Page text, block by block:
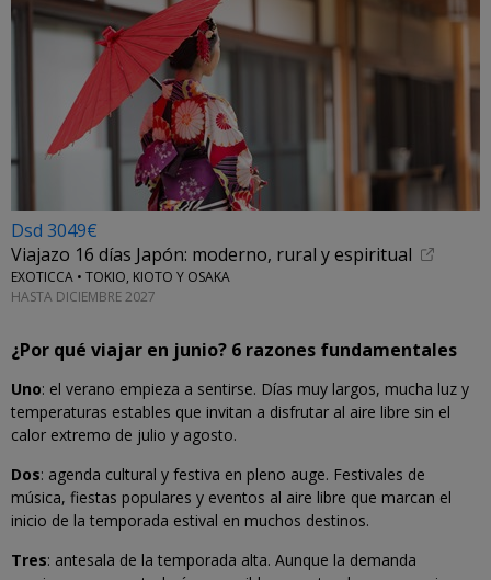
Dsd 3049€
Viajazo 16 días Japón: moderno, rural y espiritual
EXOTICCA • TOKIO, KIOTO Y OSAKA
HASTA DICIEMBRE 2027
¿Por qué viajar en junio? 6 razones fundamentales
Uno: el verano empieza a sentirse. Días muy largos, mucha luz y
temperaturas estables que invitan a disfrutar al aire libre sin el
calor extremo de julio y agosto.
Dos: agenda cultural y festiva en pleno auge. Festivales de
música, fiestas populares y eventos al aire libre que marcan el
inicio de la temporada estival en muchos destinos.
Tres: antesala de la temporada alta. Aunque la demanda